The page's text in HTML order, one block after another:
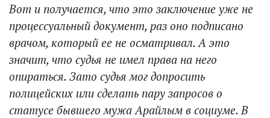
Вот и получается, что это заключение уже не
процессуальный документ, раз оно подписано
врачом, который ее не осматривал. А это
значит, что судья не имел права на него
опираться. Зато судья мог допросить
полицейских или сделать пару запросов о
статусе бывшего мужа Арайлым в социуме. В